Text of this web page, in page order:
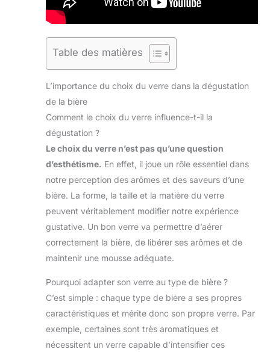
Table des matières
L’importance du choix du verre dans la dégustation
de la bière
Comment le choix du verre influence-t-il la
dégustation ?
Le choix du verre n’est pas qu’une question
d’esthétisme. En effet, il joue un rôle essentiel dans
notre perception des arômes et des saveurs d’une
bière. La forme, la taille et la matière du verre
peuvent véritablement modifier notre expérience
gustative. Un bon verre va permettre d’aérer
correctement la bière, de libérer ses arômes et de
maintenir une mousse adéquate.
Pourquoi adapter son verre au type de bière ?
C’est simple : chaque type de bière a ses propres
caractéristiques et mérite donc son propre verre. Par
exemple, certaines sont très aromatiques et
nécessitent un verre capable d’intensifier ces